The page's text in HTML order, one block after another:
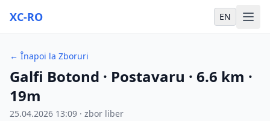
XC-RO EN
← Înapoi la Zboruri
Galfi Botond · Postavaru · 6.6 km ·
19m
25.04.2026 13:09 · zbor liber